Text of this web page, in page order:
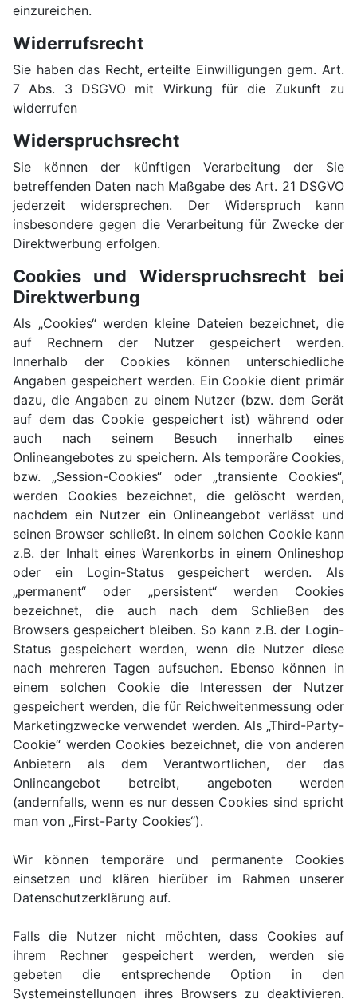
einzureichen.
Widerrufsrecht
Sie haben das Recht, erteilte Einwilligungen gem. Art.
7 Abs. 3 DSGVO mit Wirkung für die Zukunft zu
widerrufen
Widerspruchsrecht
Sie können der künftigen Verarbeitung der Sie
betreffenden Daten nach Maßgabe des Art. 21 DSGVO
jederzeit widersprechen. Der Widerspruch kann
insbesondere gegen die Verarbeitung für Zwecke der
Direktwerbung erfolgen.
Cookies und Widerspruchsrecht bei
Direktwerbung
Als „Cookies“ werden kleine Dateien bezeichnet, die
auf Rechnern der Nutzer gespeichert werden.
Innerhalb der Cookies können unterschiedliche
Angaben gespeichert werden. Ein Cookie dient primär
dazu, die Angaben zu einem Nutzer (bzw. dem Gerät
auf dem das Cookie gespeichert ist) während oder
auch nach seinem Besuch innerhalb eines
Onlineangebotes zu speichern. Als temporäre Cookies,
bzw. „Session-Cookies“ oder „transiente Cookies“,
werden Cookies bezeichnet, die gelöscht werden,
nachdem ein Nutzer ein Onlineangebot verlässt und
seinen Browser schließt. In einem solchen Cookie kann
z.B. der Inhalt eines Warenkorbs in einem Onlineshop
oder ein Login-Status gespeichert werden. Als
„permanent“ oder „persistent“ werden Cookies
bezeichnet, die auch nach dem Schließen des
Browsers gespeichert bleiben. So kann z.B. der Login-
Status gespeichert werden, wenn die Nutzer diese
nach mehreren Tagen aufsuchen. Ebenso können in
einem solchen Cookie die Interessen der Nutzer
gespeichert werden, die für Reichweitenmessung oder
Marketingzwecke verwendet werden. Als „Third-Party-
Cookie“ werden Cookies bezeichnet, die von anderen
Anbietern als dem Verantwortlichen, der das
Onlineangebot betreibt, angeboten werden
(andernfalls, wenn es nur dessen Cookies sind spricht
man von „First-Party Cookies“).
Wir können temporäre und permanente Cookies
einsetzen und klären hierüber im Rahmen unserer
Datenschutzerklärung auf.
Falls die Nutzer nicht möchten, dass Cookies auf
ihrem Rechner gespeichert werden, werden sie
gebeten die entsprechende Option in den
Systemeinstellungen ihres Browsers zu deaktivieren.